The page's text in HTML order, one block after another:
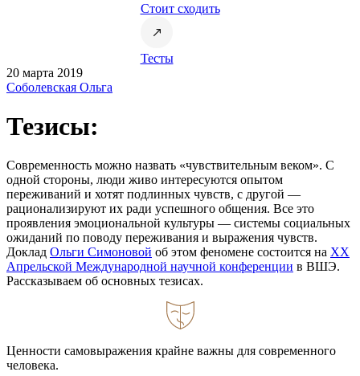
Стоит сходить
Тесты
20 марта 2019
Соболевская Ольга
Тезисы:
Современность можно назвать «чувствительным веком». С
одной стороны, люди живо интересуются опытом
переживаний и хотят подлинных чувств, с другой —
рационализируют их ради успешного общения. Все это
проявления эмоциональной культуры — системы социальных
ожиданий по поводу переживания и выражения чувств.
Доклад Ольги Симоновой об этом феномене состоится на ХХ
Апрельской Международной научной конференции в ВШЭ.
Рассказываем об основных тезисах.
Ценности самовыражения крайне важны для современного
человека.